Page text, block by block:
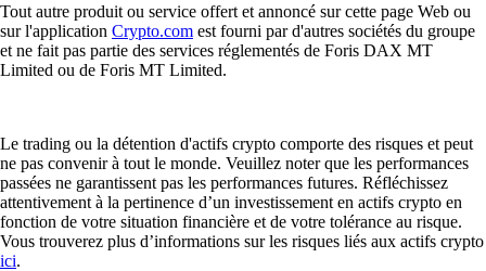
Tout autre produit ou service offert et annoncé sur cette page Web ou
sur l'application Crypto.com est fourni par d'autres sociétés du groupe
et ne fait pas partie des services réglementés de Foris DAX MT
Limited ou de Foris MT Limited.
Le trading ou la détention d'actifs crypto comporte des risques et peut
ne pas convenir à tout le monde. Veuillez noter que les performances
passées ne garantissent pas les performances futures. Réfléchissez
attentivement à la pertinence d’un investissement en actifs crypto en
fonction de votre situation financière et de votre tolérance au risque.
Vous trouverez plus d’informations sur les risques liés aux actifs crypto
ici.